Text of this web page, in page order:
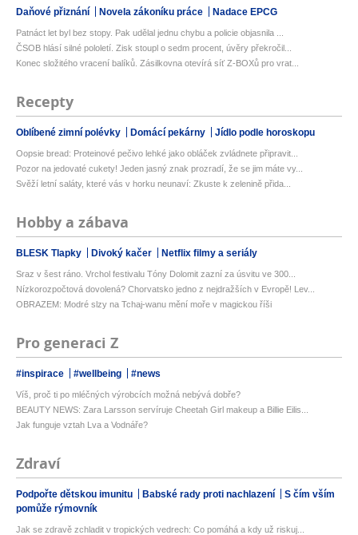
Daňové přiznání Novela zákoníku práce Nadace EPCG
Patnáct let byl bez stopy. Pak udělal jednu chybu a policie objasnila ...
ČSOB hlásí silné pololetí. Zisk stoupl o sedm procent, úvěry překročil...
Konec složitého vracení balíků. Zásilkovna otevírá síť Z-BOXů pro vrat...
Recepty
Oblíbené zimní polévky Domácí pekárny Jídlo podle horoskopu
Oopsie bread: Proteinové pečivo lehké jako obláček zvládnete připravit...
Pozor na jedovaté cukety! Jeden jasný znak prozradí, že se jim máte vy...
Svěží letní saláty, které vás v horku neunaví: Zkuste k zelenině přida...
Hobby a zábava
BLESK Tlapky Divoký kačer Netflix filmy a seriály
Sraz v šest ráno. Vrchol festivalu Tóny Dolomit zazní za úsvitu ve 300...
Nízkorozpočtová dovolená? Chorvatsko jedno z nejdražších v Evropě! Lev...
OBRAZEM: Modré slzy na Tchaj-wanu mění moře v magickou říši
Pro generaci Z
#inspirace #wellbeing #news
Víš, proč ti po mléčných výrobcích možná nebývá dobře?
BEAUTY NEWS: Zara Larsson servíruje Cheetah Girl makeup a Billie Eilis...
Jak funguje vztah Lva a Vodnáře?
Zdraví
Podpořte dětskou imunitu Babské rady proti nachlazení
S čím vším
pomůže rýmovník
Jak se zdravě zchladit v tropických vedrech: Co pomáhá a kdy už riskuj...